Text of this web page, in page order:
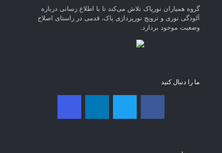
گروه همیاران نورپاک تلاش می‌کند تا با اطلاع رسانی درباره
آلودگی نوری و ترویج نورپردازی پاک، قدمی در راستای‌ اصلاح
وضعیت موجود بردارد.
ما را دنبال کنید